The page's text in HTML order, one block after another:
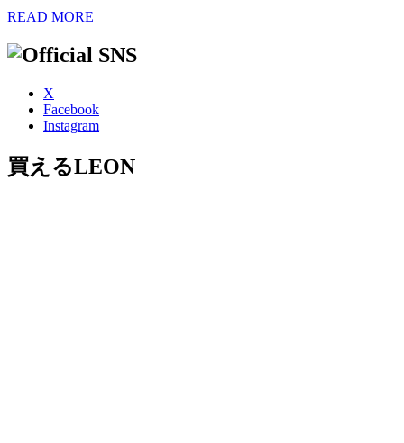
READ MORE
X
Facebook
Instagram
買えるLEON